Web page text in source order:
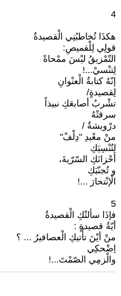
4
هكذَا تُخاطبُنِي الْقصيدةُ
قولِي لِلْقميصِ:
التّمْزيقُ ليْسَ ممْحاةً
لِتنْسيْ...!
إنّهُ كتابةُ الْعنْوانِ
لِقصيدةٍ/
تشْربُ أصابعَكِ نبیذاً
سرقتْهُ
درْويشةٌ /
منْ معْبدِ "دِلْفْ"
لِتُنْسِيَكِ
أحْزانَكِ السّرّيةَ،
و تُجنّبَكِ
الْإنْتحارَ ...!
5
فإذَا سألتْكِ الْقصيدةُ
أيّةُ قصيدةٍ :
منْ أیْنَ تأْتيكِ الْعصافيرُ ... ؟
اِضْحكِي
والْزمِي الصّمْتَ...!